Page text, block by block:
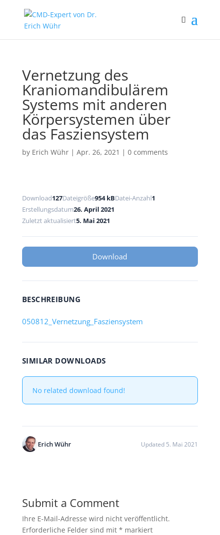
Vernetzung des
Kraniomandibulärem
Systems mit anderen
Körpersystemen über
das Fasziensystem
by Erich Wühr| Apr. 26, 2021 | 0 comments
Download127Dateigröße954 kBDatei-Anzahl1
Erstellungsdatum26. April 2021
Zuletzt aktualisiert5. Mai 2021
Download
BESCHREIBUNG
050812_Vernetzung_Fasziensystem
SIMILAR DOWNLOADS
No related download found!
Erich Wühr Updated 5. Mai 2021
Submit a Comment
Ihre E-Mail-Adresse wird nicht veröffentlicht.
Erforderliche Felder sind mit * markiert